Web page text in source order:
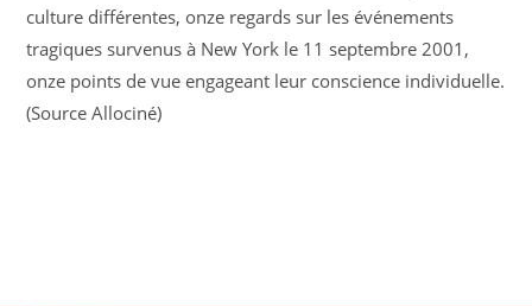
culture différentes, onze regards sur les événements
tragiques survenus à New York le 11 septembre 2001,
onze points de vue engageant leur conscience individuelle.
(Source Allociné)